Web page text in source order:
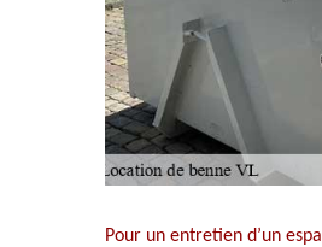
Pour un entretien d’un